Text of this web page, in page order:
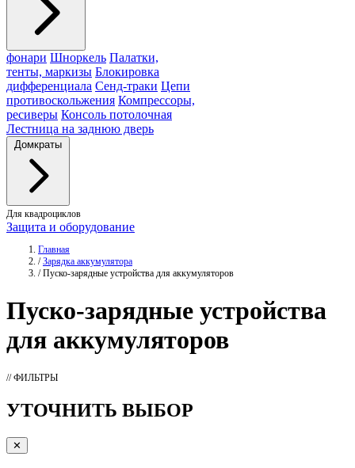
фонари Шноркель Палатки,
тенты, маркизы Блокировка
дифференциала Сенд-траки Цепи
противоскольжения Компрессоры,
ресиверы Консоль потолочная
Лестница на заднюю дверь
Домкраты
Для квадроциклов
Защита и оборудование
Главная
/ Зарядка аккумулятора
/ Пуско-зарядные устройства для аккумуляторов
Пуско-зарядные устройства
для аккумуляторов
// ФИЛЬТРЫ
УТОЧНИТЬ ВЫБОР
✕